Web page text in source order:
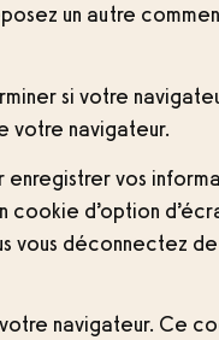
un autre
si votre
votre navigateur.
vos
d’option
vous déconnectez
navigateur. Ce